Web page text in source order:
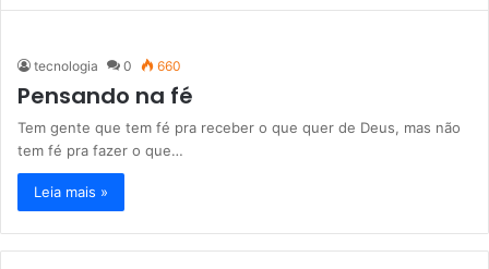
tecnologia 0 660
Pensando na fé
Tem gente que tem fé pra receber o que quer de Deus, mas não
tem fé pra fazer o que…
Leia mais »